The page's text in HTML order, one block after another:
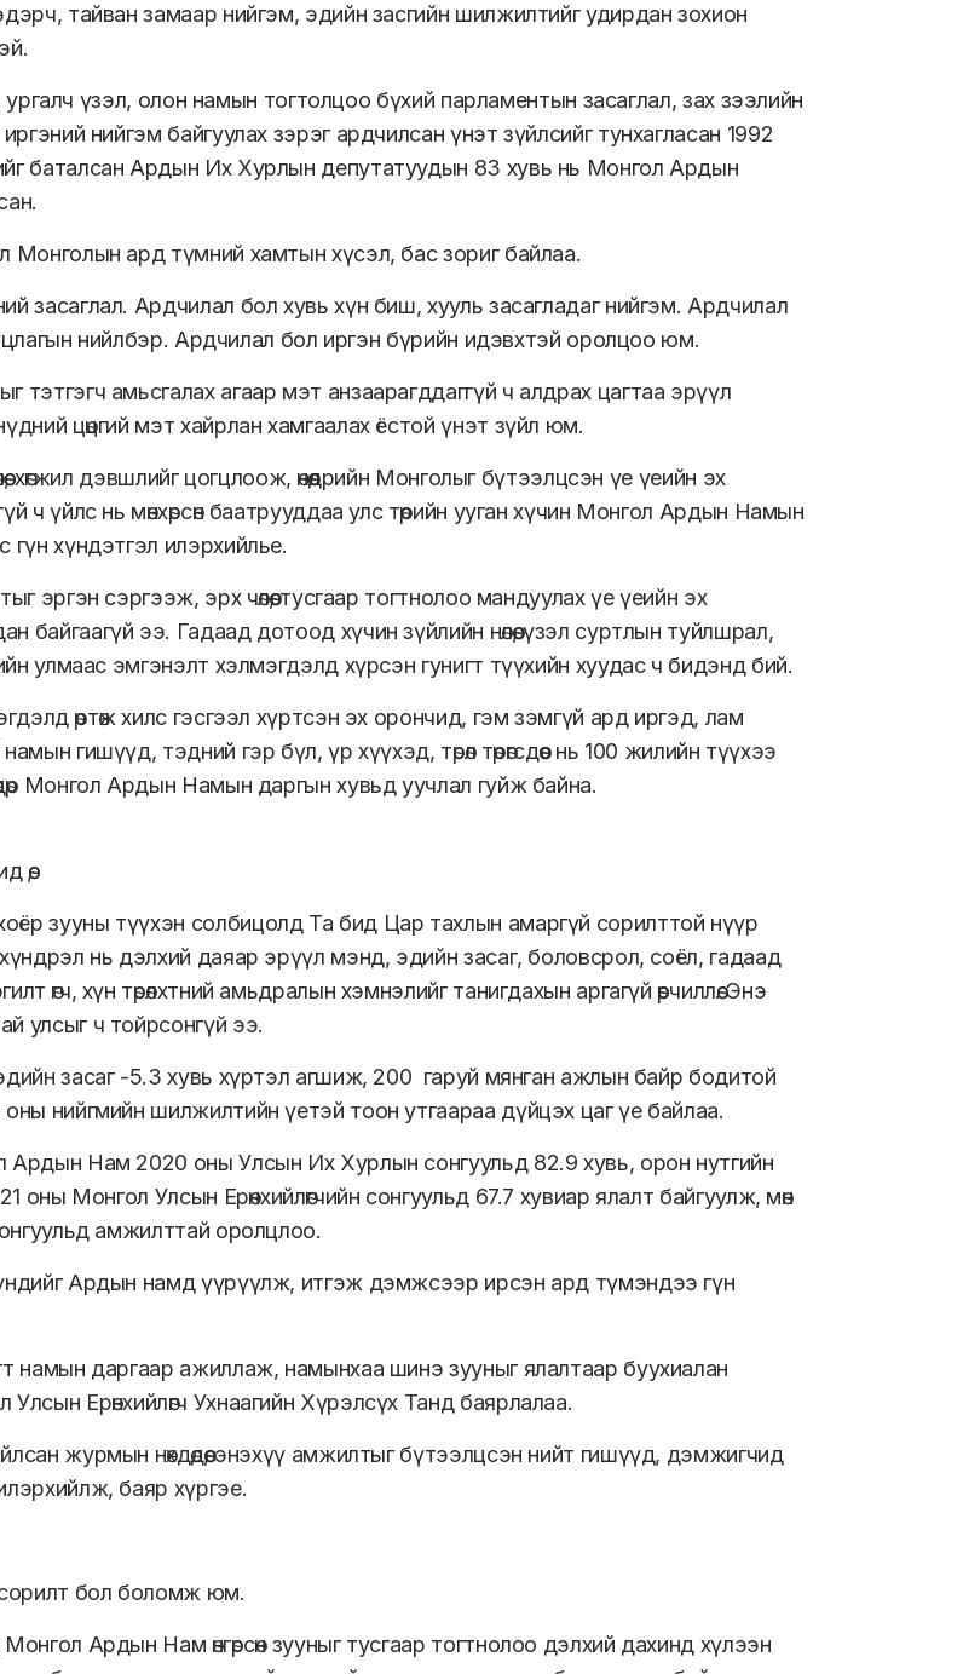
тайван замаар нийгэм, эдийн засгийн шилжилтийг удирдан зохион
ургалч үзэл, олон намын тогтолцоо бүхий парламентын засаглал, зах зээлийн
нийгэм байгуулах зэрэг ардчилсан үнэт зүйлсийг тунхагласан 1992
баталсан Ардын Их Хурлын депутатуудын 83 хувь нь Монгол Ардын
Монголын ард түмний хамтын хүсэл, бас зориг байлаа.
засаглал. Ардчилал бол хувь хүн биш, хууль засагладаг нийгэм. Ардчилал
нийлбэр. Ардчилал бол иргэн бүрийн идэвхтэй оролцоо юм.
тэтгэгч амьсгалах агаар мэт анзаарагддаггүй ч алдрах цагтаа эрүүл
цөцгий мэт хайрлан хамгаалах ёстой үнэт зүйл юм.
хөгжил дэвшлийг цогцлоож, өнөөдрийн Монголыг бүтээлцсэн үе үеийн эх
ч үйлс нь мөнхөрсөн баатрууддаа улс төрийн ууган хүчин Монгол Ардын Намын
хүндэтгэл илэрхийлье.
эргэн сэргээж, эрх чөлөө, тусгаар тогтнолоо мандуулах үе үеийн эх
байгаагүй ээ. Гадаад дотоод хүчин зүйлийн нөлөө, үзэл суртлын туйлшрал,
улмаас эмгэнэлт хэлмэгдэлд хүрсэн гунигт түүхийн хуудас ч бидэнд бий.
өртөж хилс гэсгээл хүртсэн эх орончид, гэм зэмгүй ард иргэд, лам
гишүүд, тэдний гэр бүл, үр хүүхэд, төрөл төрөгсдөөс нь 100 жилийн түүхээ
Монгол Ардын Намын даргын хувьд уучлал гуйж байна.
өө,
зууны түүхэн солбицолд Та бид Цар тахлын амаргүй сорилттой нүүр
нь дэлхий даяар эрүүл мэнд, эдийн засаг, боловсрол, соёл, гадаад
өгч, хүн төрөлхтний амьдралын хэмнэлийг танигдахын аргагүй өөрчиллөө. Энэ
улсыг ч тойрсонгүй ээ.
засаг -5.3 хувь хүртэл агшиж, 200 гаруй мянган ажлын байр бодитой
нийгмийн шилжилтийн үетэй тоон утгаараа дүйцэх цаг үе байлаа.
Ардын Нам 2020 оны Улсын Их Хурлын сонгуульд 82.9 хувь, орон нутгийн
оны Монгол Улсын Ерөнхийлөгчийн сонгуульд 67.7 хувиар ялалт байгуулж, мөн
амжилттай оролцлоо.
Ардын намд үүрүүлж, итгэж дэмжсээр ирсэн ард түмэндээ гүн
намын даргаар ажиллаж, намынхаа шинэ зууныг ялалтаар буухиалан
Ерөнхийлөгч Ухнаагийн Хүрэлсүх Танд баярлалаа.
журмын нөхдөдөө, энэхүү амжилтыг бүтээлцсэн нийт гишүүд, дэмжигчид
баяр хүргэе.
бол боломж юм.
Ардын Нам өнгөрсөн зууныг тусгаар тогтнолоо дэлхий дахинд хүлээн